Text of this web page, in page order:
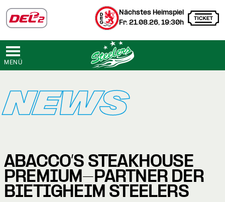
Nächstes Heimspiel
Fr. 21.08.26, 19:30h
MENÜ
NEWS
ABACCO’S STEAKHOUSE
PREMIUM-PARTNER DER
BIETIGHEIM STEELERS